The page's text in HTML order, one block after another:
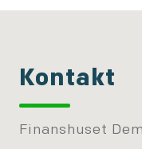
Kontakt
Finanshuset